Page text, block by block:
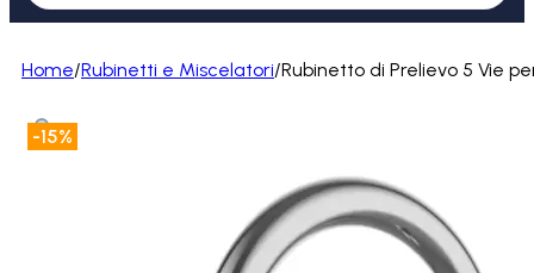
Home/Rubinetti e Miscelatori/Rubinetto di Prelievo 5 Vie
-15%